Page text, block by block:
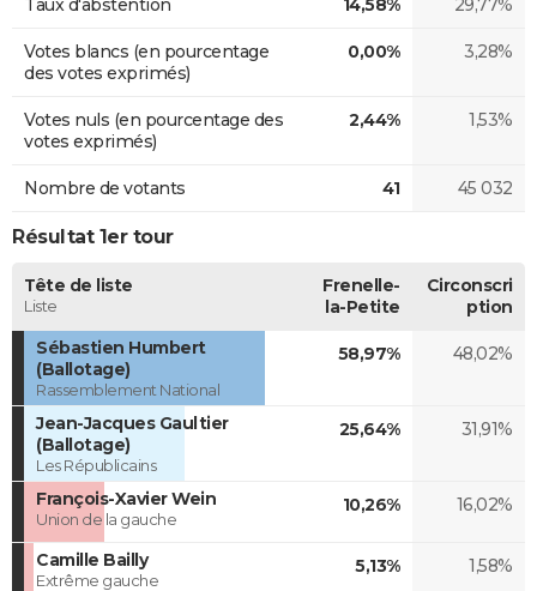
Taux d'abstention 14,58% 29,77%
Votes blancs (en pourcentage
des votes exprimés)
0,00% 3,28%
Votes nuls (en pourcentage des
votes exprimés)
2,44% 1,53%
Nombre de votants 41 45 032
Résultat 1er tour
Tête de liste
Liste
Frenelle-
la-Petite
Circonscri
ption
Sébastien Humbert
(Ballotage)
Rassemblement National
58,97% 48,02%
Jean-Jacques Gaultier
(Ballotage)
Les Républicains
25,64% 31,91%
François-Xavier Wein
Union de la gauche
10,26% 16,02%
Camille Bailly
Extrême gauche
5,13% 1,58%